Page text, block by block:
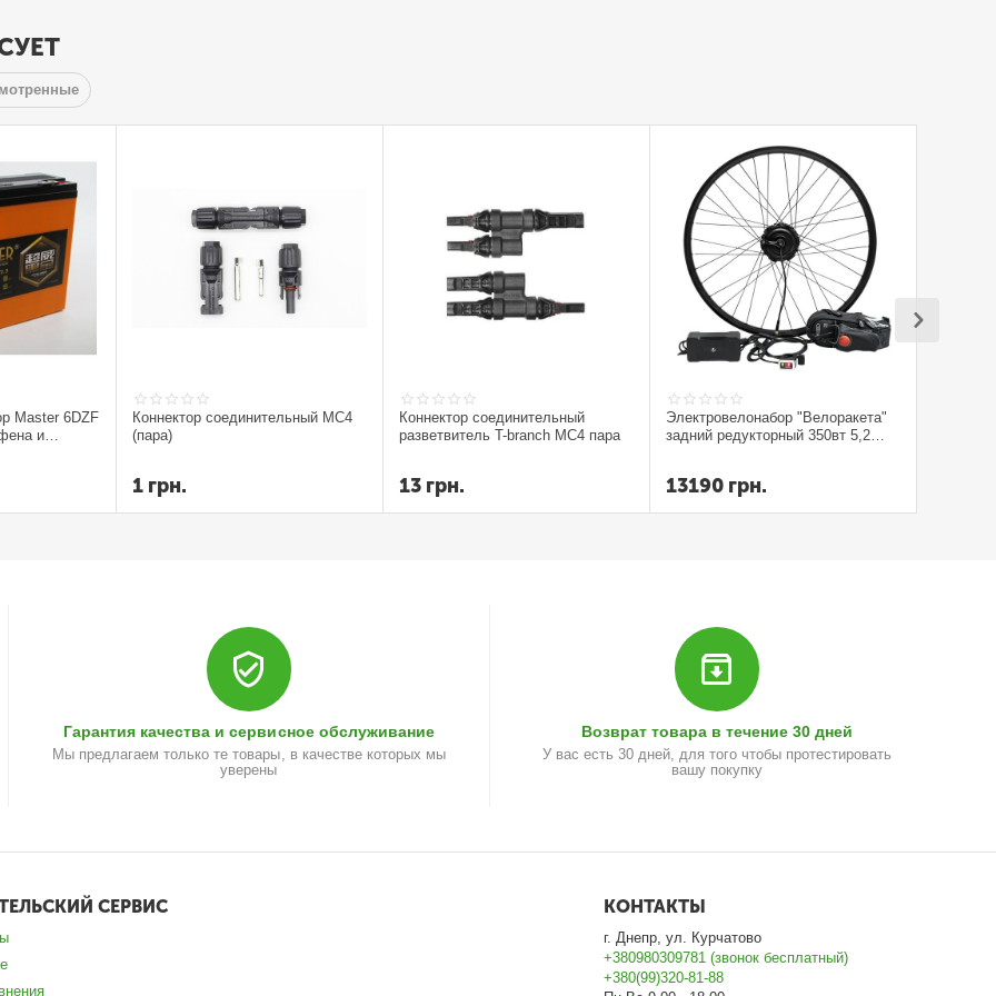
Master 6DZF
и
Коннектор соединительный MC4
(пара)
1 грн.
Коннектор соединительный
разветвитель T-branch MC4 пара
13 грн.
Электровелонабор "Велоракета"
задний редукторный 350вт 5,2
13190 грн.
Гарантия качества и сервисное обслуживание
Мы предлагаем только те товары, в качестве которых мы
уверены
Возврат товара в течение 30 дней
У вас есть 30 дней, для того чтобы протестировать
вашу покупку
СЕРВИС КОНТАКТЫ
г. Днепр, ул. Курчатово
+380980309781 (звонок бесплатный)
+380(99)320-81-88